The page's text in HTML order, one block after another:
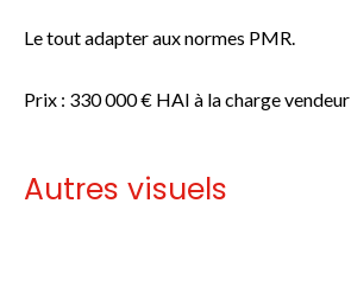
Le tout adapter aux normes PMR.
Prix : 330 000 € HAI à la charge vendeur
Autres visuels